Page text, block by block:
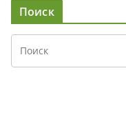
Поиск